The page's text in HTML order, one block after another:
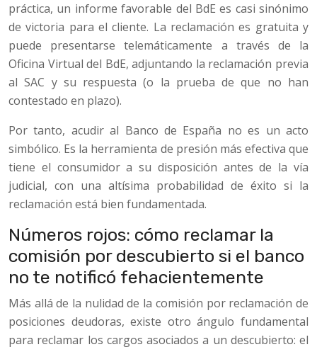
práctica, un informe favorable del BdE es casi sinónimo
de victoria para el cliente. La reclamación es gratuita y
puede presentarse telemáticamente a través de la
Oficina Virtual del BdE, adjuntando la reclamación previa
al SAC y su respuesta (o la prueba de que no han
contestado en plazo).
Por tanto, acudir al Banco de España no es un acto
simbólico. Es la herramienta de presión más efectiva que
tiene el consumidor a su disposición antes de la vía
judicial, con una altísima probabilidad de éxito si la
reclamación está bien fundamentada.
Números rojos: cómo reclamar la
comisión por descubierto si el banco
no te notificó fehacientemente
Más allá de la nulidad de la comisión por reclamación de
posiciones deudoras, existe otro ángulo fundamental
para reclamar los cargos asociados a un descubierto: el